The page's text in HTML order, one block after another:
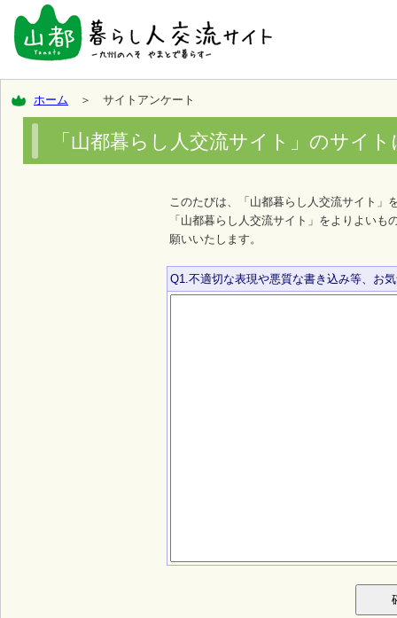
ホーム ＞ サイトアンケート
「山都暮らし人交流サイト」のサイ
このたびは、「山都暮らし人交流サイト」
「山都暮らし人交流サイト」をよりよい
願いいたします。
Q1.不適切な表現や悪質な書き込み等、お